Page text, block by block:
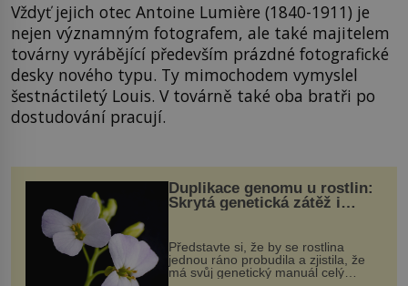
Vždyť jejich otec Antoine Lumière (1840-1911) je
nejen významným fotografem, ale také majitelem
továrny vyrábějící především prázdné fotografické
desky nového typu. Ty mimochodem vymyslel
šestnáctiletý Louis. V továrně také oba bratři po
dostudování pracují.
Duplikace genomu u rostlin:
Skrytá genetická zátěž i
Představte si, že by se rostlina
jednou ráno probudila a zjistila, že
má svůj genetický manuál celý